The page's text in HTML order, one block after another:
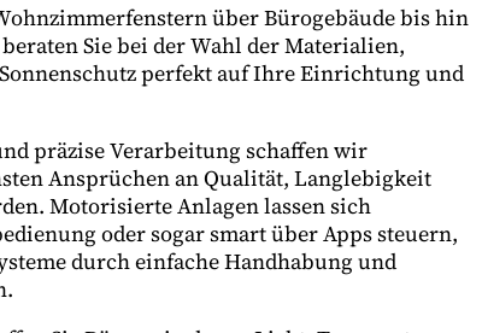
über Bürogebäude bis hin
Sie bei der Wahl der Materialien,
perfekt auf Ihre Einrichtung und
präzise Verarbeitung schaffen wir
Ansprüchen an Qualität, Langlebigkeit
Motorisierte Anlagen lassen sich
oder sogar smart über Apps steuern,
durch einfache Handhabung und